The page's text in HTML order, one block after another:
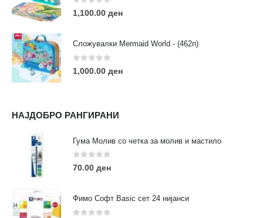
0 out of 5
1,100.00 ден
Сложувалки Mermaid World - (462п)
0 out of 5
1,000.00 ден
НАЈДОБРО РАНГИРАНИ
Гума Молив со четка за молив и мастило
0out of 5
70.00 ден
Фимо Софт Basic сет 24 нијанси
ЛИНКОВИ
Услови за користење
Големопродажба
Кариера
За нас
Нашите локации
ПОПУЛАРНИ ТАГОВИ
eurodanvest FIMO Креативни Сетови
markers
rapitografi sketch staedtler